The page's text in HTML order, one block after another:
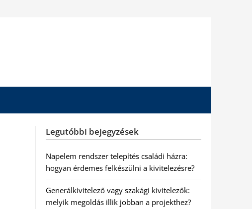
Legutóbbi bejegyzések
Napelem rendszer telepítés családi házra:
hogyan érdemes felkészülni a kivitelezésre?
Generálkivitelező vagy szakági kivitelezők:
melyik megoldás illik jobban a projekthez?